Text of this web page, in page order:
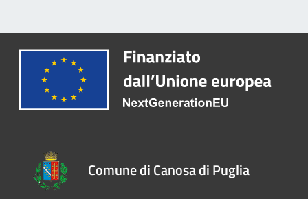
Comune di Canosa di Puglia